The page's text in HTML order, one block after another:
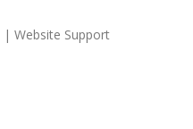
| Website Support